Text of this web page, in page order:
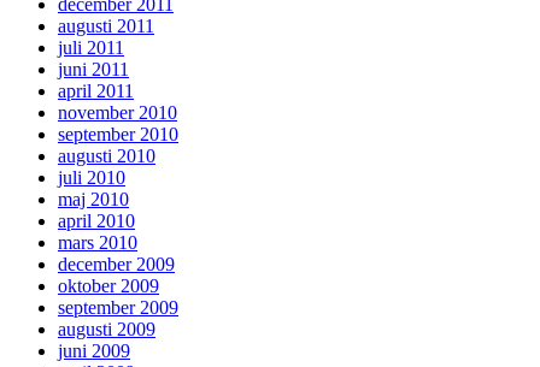
december 2011
augusti 2011
juli 2011
juni 2011
april 2011
november 2010
september 2010
augusti 2010
juli 2010
maj 2010
april 2010
mars 2010
december 2009
oktober 2009
september 2009
augusti 2009
juni 2009